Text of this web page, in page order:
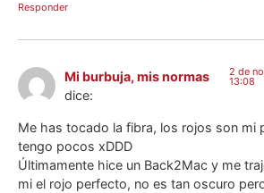
Responder
Mi burbuja, mis normas
dice:
2 de
13:08
Me has tocado la fibra, los rojos son mi
tengo pocos xDDD
Últimamente hice un Back2Mac y me
mi el rojo perfecto, no es tan oscuro